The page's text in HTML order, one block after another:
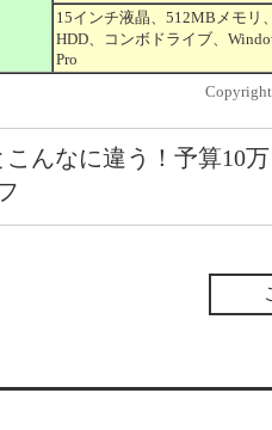
15インチ液晶、512MBメモリ
HDD、コンボドライブ、
Pro
こんなに違う！予算10